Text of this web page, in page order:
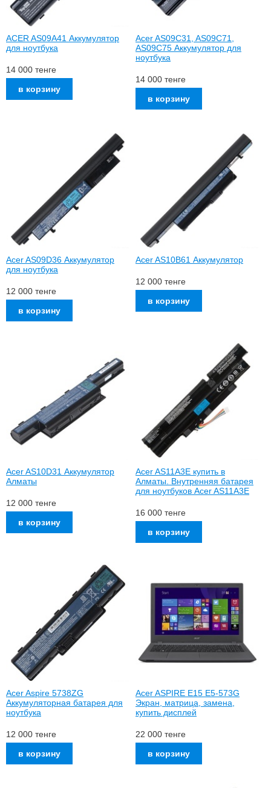
ACER AS09A41 Аккумулятор
для ноутбука
14 000 тенге
Acer AS09C31, AS09C71,
AS09C75 Аккумулятор для
ноутбука
14 000 тенге
Acer AS09D36 Аккумулятор
для ноутбука
12 000 тенге
Acer AS10B61 Аккумулятор
12 000 тенге
Acer AS10D31 Аккумулятор
Алматы
12 000 тенге
Acer AS11A3E купить в
Алматы. Внутренняя батарея
для ноутбуков Acer AS11A3E
16 000 тенге
Acer Aspire 5738ZG
Аккумуляторная батарея для
ноутбука
12 000 тенге
Acer ASPIRE E15 E5-573G
Экран, матрица, замена,
купить дисплей
22 000 тенге